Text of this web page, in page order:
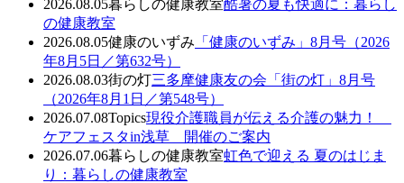
2026.08.05暮らしの健康教室酷暑の夏も快適に：暮らし
の健康教室
2026.08.05健康のいずみ 「健康のいずみ」8月号（2026
年8月5日／第632号）
2026.08.03街の灯三多摩健康友の会「街の灯」8月号
（2026年8月1日／第548号）
2026.07.08Topics現役介護職員が伝える介護の魅力！
ケアフェスタin浅草 開催のご案内
2026.07.06暮らしの健康教室虹色で迎える 夏のはじま
り：暮らしの健康教室